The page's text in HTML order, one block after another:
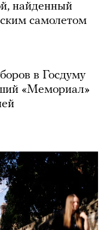
найденный
самолетом
в Госдуму
«Мемориал»